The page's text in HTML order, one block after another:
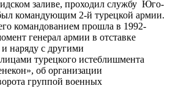
заливе, проходил службу Юго-
командующим 2-й турецкой армии.
командованием прошла в 1992-
генерал армии в отставке
наряду с другими
турецкого истеблишмента
об организации
группой военных